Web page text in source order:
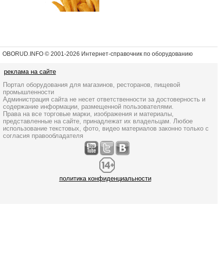
OBORUD.INFO © 2001-2026 Интернет-справочник по оборудованию
реклама на сайте
Портал оборудования для магазинов, ресторанов, пищевой
промышленности
Администрация сайта не несет ответственности за достоверность и
содержание информации, размещенной пользователями.
Права на все торговые марки, изображения и материалы,
представленные на сайте, принадлежат их владельцам. Любое
использование текстовых, фото, видео материалов законно только с
согласия правообладателя
политика конфиденциальности